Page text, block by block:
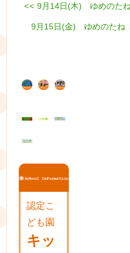
投
稿
ゲ
ー
ョ
Previous
<< 9月14日(木) ゆめのた
Next
9月15日(金) ゆめのたね
認定こ
ども園
キッ